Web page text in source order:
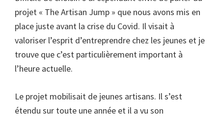
projet « The Artisan Jump » que nous avons mis en
place juste avant la crise du Covid. Il visait à
valoriser l’esprit d’entreprendre chez les jeunes et je
trouve que c’est particulièrement important à
l’heure actuelle.
Le projet mobilisait de jeunes artisans. Il s’est
étendu sur toute une année et il a vu son